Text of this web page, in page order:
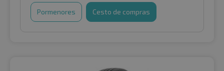
Pormenores Cesto de compras